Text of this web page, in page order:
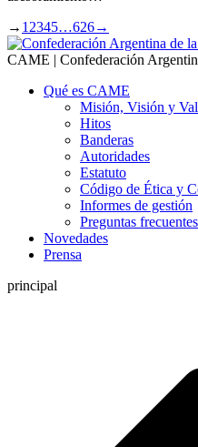
→ 1 2345…626→
CAME | Confederación
Qué es CAME
Misión, Visión y
Hitos
Banderas
Autoridades
Estatuto
Código de Ética y
Informes de gestión
Preguntas frecuentes
Novedades
Prensa
principal